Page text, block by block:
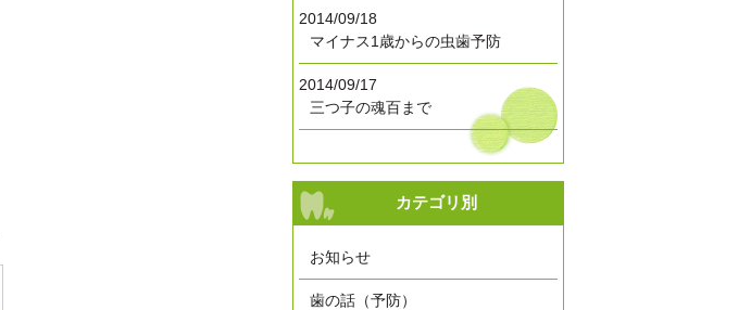
2014/09/18
マイナス1歳からの虫歯予防
2014/09/17
三つ子の魂百まで
カテゴリ別
お知らせ
歯の話（予防）